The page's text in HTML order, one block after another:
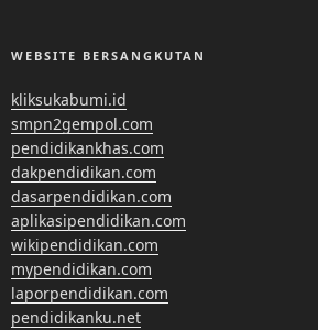
WEBSITE BERSANGKUTAN
kliksukabumi.id
smpn2gempol.com
pendidikankhas.com
dakpendidikan.com
dasarpendidikan.com
aplikasipendidikan.com
wikipendidikan.com
mypendidikan.com
laporpendidikan.com
pendidikanku.net